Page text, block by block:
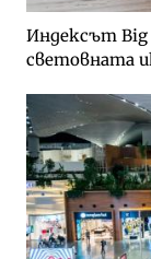
Индексът Big
световната